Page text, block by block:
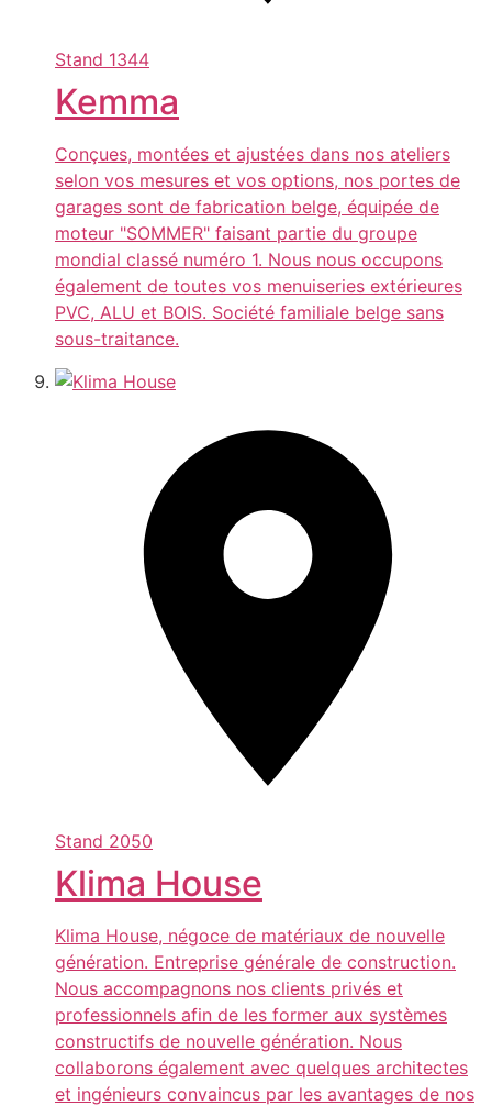
Stand 1344
Kemma
Conçues, montées et ajustées dans nos ateliers
selon vos mesures et vos options, nos portes de
garages sont de fabrication belge, équipée de
moteur "SOMMER" faisant partie du groupe
mondial classé numéro 1. Nous nous occupons
également de toutes vos menuiseries extérieures
PVC, ALU et BOIS. Société familiale belge sans
sous-traitance.
Stand 2050
Klima House
Klima House, négoce de matériaux de nouvelle
génération. Entreprise générale de construction.
Nous accompagnons nos clients privés et
professionnels afin de les former aux systèmes
constructifs de nouvelle génération. Nous
collaborons également avec quelques architectes
et ingénieurs convaincus par les avantages de nos